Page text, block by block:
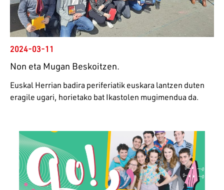
2024-03-11
Non eta Mugan Beskoitzen.
Euskal Herrian badira periferiatik euskara lantzen duten
eragile ugari, horietako bat Ikastolen mugimendua da.